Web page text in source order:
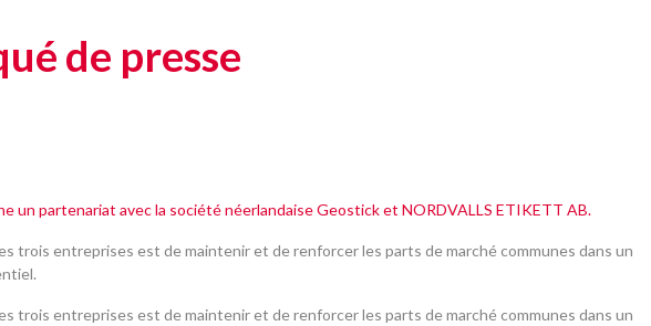
de presse
un partenariat avec la société néerlandaise Geostick et NORDVALLS ETIKETT AB.
trois entreprises est de maintenir et de renforcer les parts de marché communes dans un
trois entreprises est de maintenir et de renforcer les parts de marché communes dans un